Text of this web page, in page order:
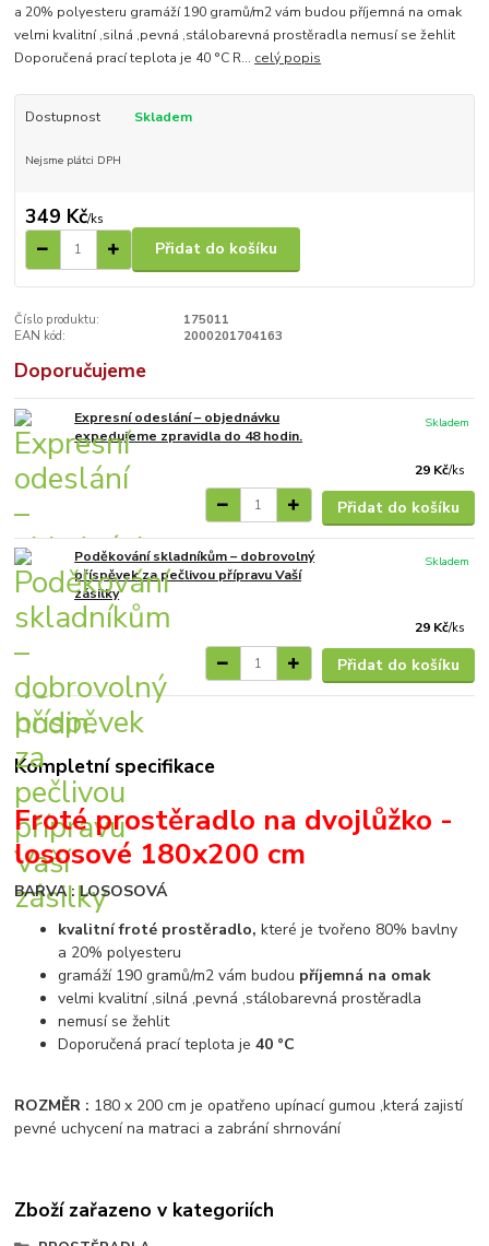
a 20% polyesteru gramáží 190 gramů/m2 vám budou příjemná na omak
velmi kvalitní ,silná ,pevná ,stálobarevná prostěradla nemusí se žehlit
Doporučená prací teplota je 40 °C R... celý popis
Dostupnost Skladem
Nejsme plátci DPH
349 Kč/ks
Přidat do košíku
Číslo produktu:
175011
EAN kód:
2000201704163
Doporučujeme
Expresní odeslání – objednávku
expedujeme zpravidla do 48 hodin.
29 Kč/ks
Skladem
Přidat do košíku
Poděkování skladníkům – dobrovolný
příspěvek za pečlivou přípravu Vaší
zásilky
29 Kč/ks
Skladem
Přidat do košíku
Kompletní specifikace
Froté prostěradlo na dvojlůžko -
lososové 180x200 cm
BARVA : LOSOSOVÁ
kvalitní froté prostěradlo,které je tvořeno 80% bavlny
a 20% polyesteru
gramáží 190 gramů/m2 vám budou příjemná na omak
velmi kvalitní ,silná ,pevná ,stálobarevná prostěradla
nemusí se žehlit
Doporučená prací teplota je40 °C
ROZMĚR : 180 x 200 cm je opatřeno upínací gumou ,která zajistí
pevné uchycení na matraci a zabrání shrnování
Zboží zařazeno v kategoriích